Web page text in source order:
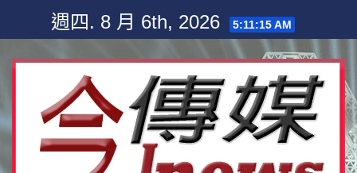
content
週四. 8 月 6th, 2026 5:11:17 AM